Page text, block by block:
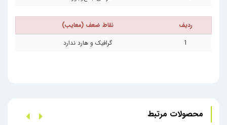
ردیف
نقاط ضعف (معایب)
1
گرافیک و هارد ندارد
محصولات مرتبط